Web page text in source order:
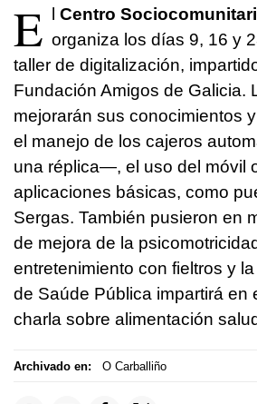
E
Centro
organiza los días 9, 16 y
taller de digitalización,
Fundación Amigos de Galicia.
mejorarán sus conocimientos
el manejo de los cajeros
una réplica—, el uso del móvil
aplicaciones básicas, como
Sergas. También pusieron en
de mejora de la
entretenimiento con fieltros y
de Saúde Pública impartirá en
charla sobre alimentación
Archivado en: O Carballiño